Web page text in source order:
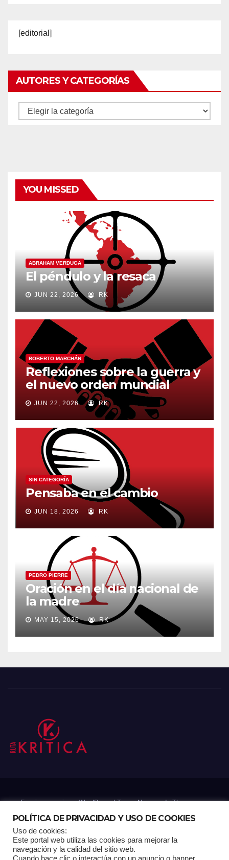
[editorial]
AUTORES Y CATEGORÍAS
Autores
YOU MISSED
ABRAHAM VERDUGA
El péndulo y la resaca
JUN 22, 2026 RK
ROBERTO MARCHÁN
Reflexiones sobre la guerra y
el nuevo orden mundial
JUN 22, 2026 RK
SIN CATEGORÍA
Pensaba en el cambio
JUN 18, 2026 RK
PEDRO PIERRE
Oración en el día nacional de
la madre
MAY 15, 2026 RK
Funciona gracias a WordPress|Tema: Newsup deThemeansar
POLÍTICA DE PRIVACIDAD Y USO DE COOKIES
Uso de cookies:
Este portal web utiliza las cookies para mejorar la
navegación y la calidad del sitio web.